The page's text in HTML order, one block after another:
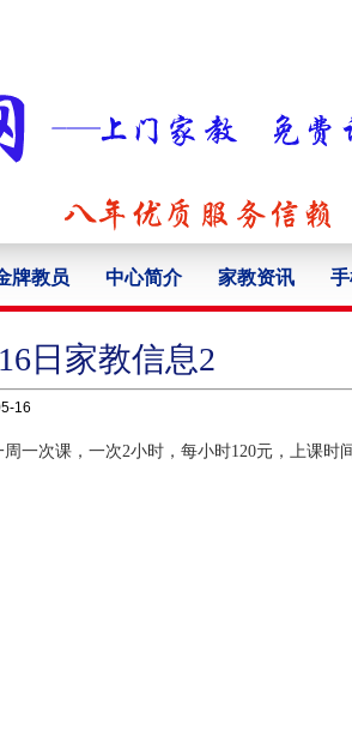
牌教员 中心简介 家教资讯
日家教信息2
16
一次课，一次2小时，每小时120元，上课时